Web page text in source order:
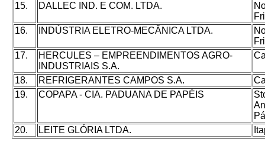
15.
DALLEC IND. E COM. LTDA.
16.
INDÚSTRIA ELETRO-MECÂNICA LTDA.
17.
HERCULES – EMPREENDIMENTOS AGRO-
INDUSTRIAIS S.A.
18. REFRIGERANTES CAMPOS S.A.
19.
COPAPA - CIA. PADUANA DE PAPÉIS
20.
LEITE GLÓRIA LTDA.